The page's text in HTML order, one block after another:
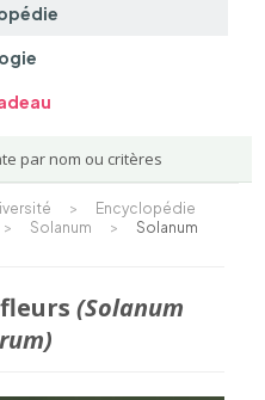
par nom ou critères
>
Encyclopédie
> Solanum >
Solanum
(Solanum